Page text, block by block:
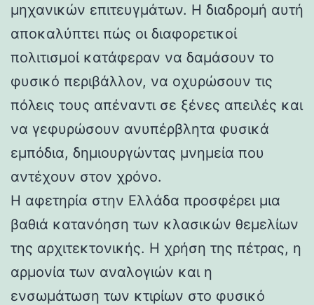
μηχανικών επιτευγμάτων. Η διαδρομή αυτή
αποκαλύπτει πώς οι διαφορετικοί
πολιτισμοί κατάφεραν να δαμάσουν το
φυσικό περιβάλλον, να οχυρώσουν τις
πόλεις τους απέναντι σε ξένες απειλές και
να γεφυρώσουν ανυπέρβλητα φυσικά
εμπόδια, δημιουργώντας μνημεία που
αντέχουν στον χρόνο.
Η αφετηρία στην Ελλάδα προσφέρει μια
βαθιά κατανόηση των κλασικών θεμελίων
της αρχιτεκτονικής. Η χρήση της πέτρας, η
αρμονία των αναλογιών και η
ενσωμάτωση των κτιρίων στο φυσικό